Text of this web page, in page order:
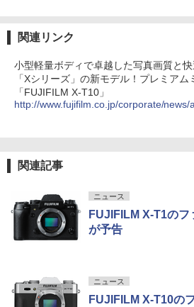
関連リンク
小型軽量ボディで卓越した写真画質と
「Xシリーズ」の新モデル！プレミアム
「FUJIFILM X-T10」
http://www.fujifilm.co.jp/corporate/
関連記事
ニュース
FUJIFILM X-T1のフ
が予告
ニュース
FUJIFILM X-T10の